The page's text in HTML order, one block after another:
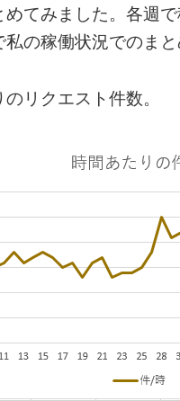
てみました。各週
の稼働状況でのまと
リクエスト件数。